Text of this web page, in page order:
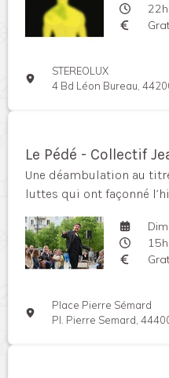
STEREOLUX
4 Bd Léon Bureau,
Le Pédé - Collectif
Une déambulation au
luttes qui ont façonné
Place Pierre Sémard
Pl. Pierre Semard,